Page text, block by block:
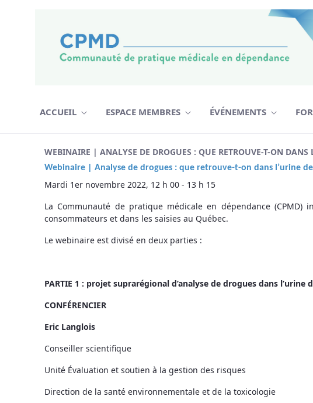
ACCUEIL ESPACE MEMBRES ÉVÉNEMENTS
WEBINAIRE | ANALYSE DE DROGUES : QUE RETROUVE-T-ON DANS
Webinaire | Analyse de drogues : que retrouve-t-on dans l’urine
Mardi 1er novembre 2022, 12 h 00 - 13 h 15
La Communauté de pratique médicale en dépendance
consommateurs et dans les saisies au Québec.
Le webinaire est divisé en deux parties :
PARTIE 1 : projet suprarégional d’analyse de drogues dans
CONFÉRENCIER
Eric Langlois
Conseiller scientifique
Unité Évaluation et soutien à la gestion des risques
Direction de la santé environnementale et de la toxicologie